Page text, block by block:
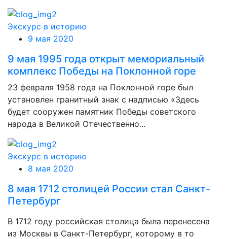
Экскурс в историю
9 мая 2020
9 мая 1995 года открыт мемориальный
комплекс Победы на Поклонной горе
23 февраля 1958 года на Поклонной горе был
установлен гранитный знак с надписью «Здесь
будет сооружен памятник Победы советского
народа в Великой Отечественно...
Экскурс в историю
8 мая 2020
8 мая 1712 столицей России стал Санкт-
Петербург
В 1712 году российская столица была перенесена
из Москвы в Санкт-Петербург, которому в то